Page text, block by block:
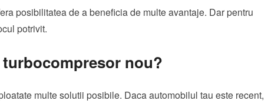
posibilitatea de a beneficia de multe avantaje. Dar pentru
potrivit.
nou?
multe solutii posibile. Daca automobilul tau este recent,